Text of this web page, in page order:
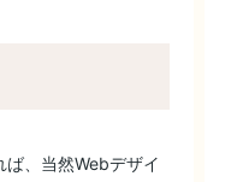
、当然Webデザイ